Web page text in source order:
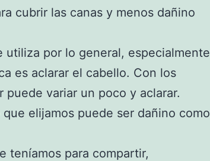
cubrir las canas y menos dañino
utiliza por lo general, especialmente
es aclarar el cabello. Con los
variar un poco y aclarar.
elijamos puede ser dañino como
teníamos para compartir,